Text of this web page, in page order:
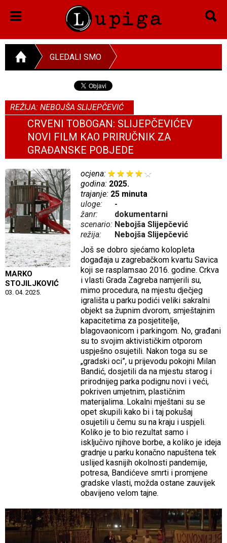
GLEDALI SMO
REŽIJA: NEBOJŠA SLIJEPČEVIĆ
CRVENI TOBOGAN: SLIJEPČEVIĆEV
NOVI FILM KAO PRIRUČNIK ZA
GRAĐANSKE POBJEDE
MARKO
STOJILJKOVIĆ
03. 04. 2025.
ocjena:
godina: 2025.
trajanje: 25 minuta
uloge:
-
žanr:
dokumentarni
scenario: Nebojša Slijepčević
režija:
Nebojša Slijepčević
Još se dobro sjećamo kolopleta
događaja u zagrebačkom kvartu Savica
koji se rasplamsao 2016. godine. Crkva
i vlasti Grada Zagreba namjerili su,
mimo procedura, na mjestu dječjeg
igrališta u parku podići veliki sakralni
objekt sa župnim dvorom, smještajnim
kapacitetima za posjetitelje,
blagovaonicom i parkingom. No, građani
su to svojim aktivističkim otporom
uspješno osujetili. Nakon toga su se
„gradski oci”, u prijevodu pokojni Milan
Bandić, dosjetili da na mjestu starog i
prirodnijeg parka podignu novi i veći,
pokriven umjetnim, plastičnim
materijalima. Lokalni mještani su se
opet skupili kako bi i taj pokušaj
osujetili u čemu su na kraju i uspjeli.
Koliko je to bio rezultat samo i
isključivo njihove borbe, a koliko je ideja
gradnje u parku konačno napuštena tek
uslijed kasnijih okolnosti pandemije,
potresa, Bandićeve smrti i promjene
gradske vlasti, možda ostane zauvijek
obavijeno velom tajne.